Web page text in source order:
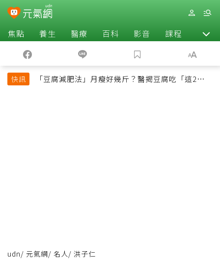
焦點 養生 醫療 百科 影音 課程 退休
快訊
「豆腐減肥法」月瘦好幾斤？醫揭豆腐吃「這2種最
udn/ 元氣網/ 名人/ 洪子仁